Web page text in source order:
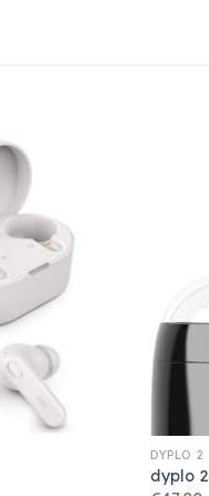
DYPLO 2
dyplo 2